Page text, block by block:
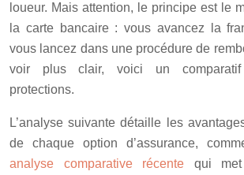
loueur. Mais attention, le principe est le
la carte bancaire : vous avancez la
vous lancez dans une procédure de
voir plus clair, voici un comparatif
protections.
L’analyse suivante détaille les
de chaque option d’assurance,
analyse comparative récente qui